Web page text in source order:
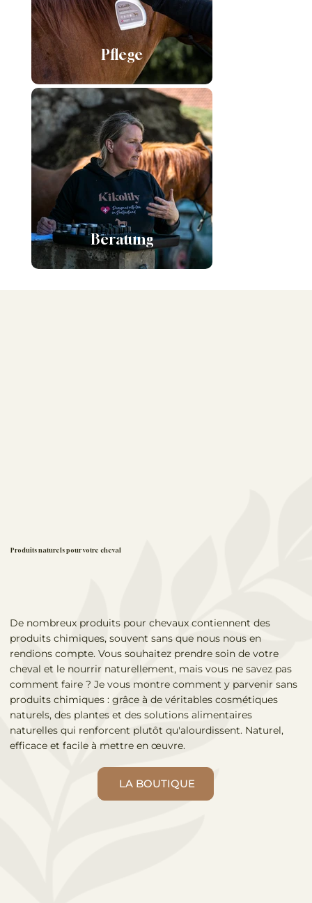
Pflege
Beratung
Produits naturels pour votre cheval
De nombreux produits pour chevaux contiennent des
produits chimiques, souvent sans que nous nous en
rendions compte. Vous souhaitez prendre soin de votre
cheval et le nourrir naturellement, mais vous ne savez pas
comment faire ? Je vous montre comment y parvenir sans
produits chimiques : grâce à de véritables cosmétiques
naturels, des plantes et des solutions alimentaires
naturelles qui renforcent plutôt qu'alourdissent. Naturel,
efficace et facile à mettre en œuvre.
LA BOUTIQUE